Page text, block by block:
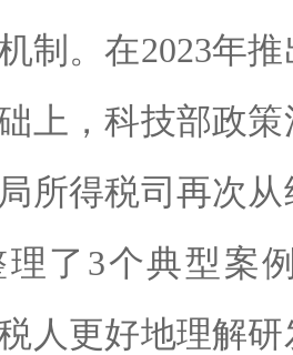
制。在2023年
上，科技部政
所得税司再次
理了3个典型案
人更好地理解